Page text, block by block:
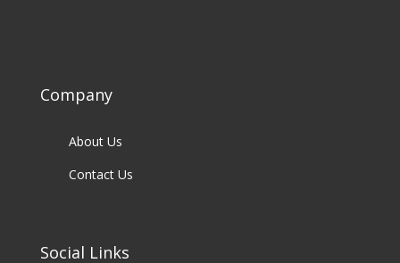
Company
About Us
Contact Us
Social Links